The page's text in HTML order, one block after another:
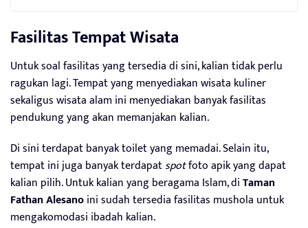
Fasilitas Tempat Wisata
Untuk soal fasilitas yang tersedia di sini, kalian tidak perlu
ragukan lagi. Tempat yang menyediakan wisata kuliner
sekaligus wisata alam ini menyediakan banyak fasilitas
pendukung yang akan memanjakan kalian.
Di sini terdapat banyak toilet yang memadai. Selain itu,
tempat ini juga banyak terdapatspotfoto apik yang dapat
kalian pilih. Untuk kalian yang beragama Islam, diTaman
Fathan Alesanoini sudah tersedia fasilitas mushola untuk
mengakomodasi ibadah kalian.